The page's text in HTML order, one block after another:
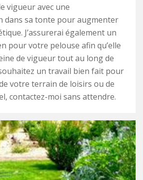
vigueur avec une
dans sa tonte pour augmenter
J’assurerai également un
pour votre pelouse afin qu’elle
de vigueur tout au long de
souhaitez un travail bien fait pour
votre terrain de loisirs ou de
contactez-moi sans attendre.